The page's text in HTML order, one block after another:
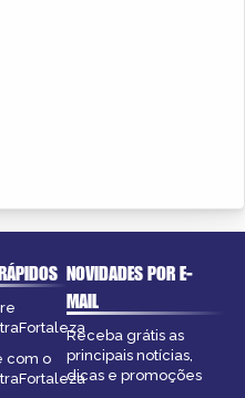
com o
NOVIDADES POR E-
MAIL
Receba grátis as
principais notícias,
dicas e promoções